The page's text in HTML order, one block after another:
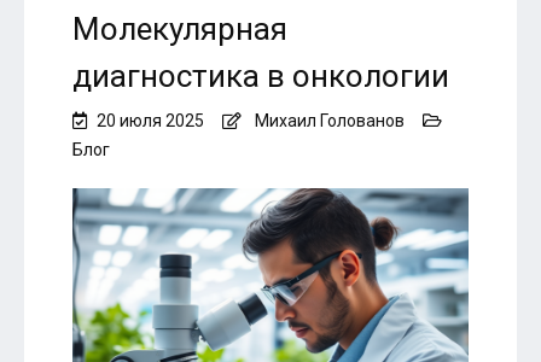
Молекулярная
диагностика в онкологии
20 июля 2025
Михаил Голованов
Блог